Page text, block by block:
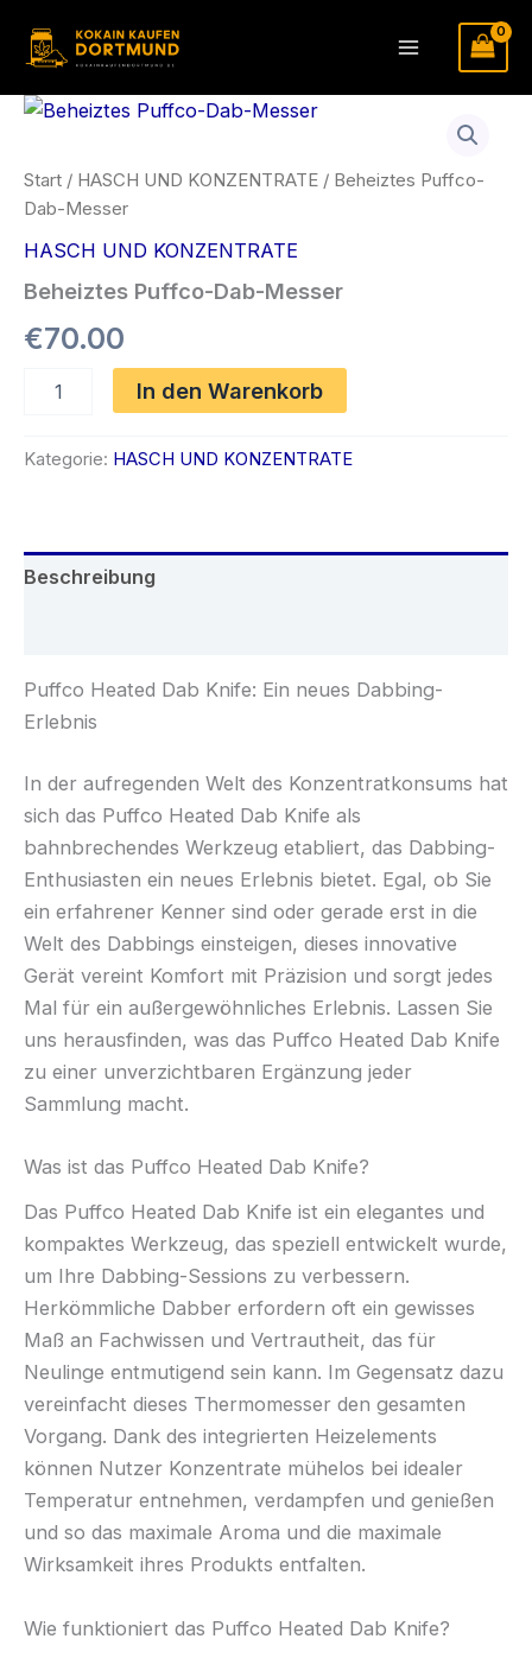
Inhalt
Main
Menu
Start / HASCH UND KONZENTRATE / Beheiztes Puffco-
Dab-Messer
HASCH UND KONZENTRATE
Beheiztes Puffco-Dab-Messer
€70.00
Puffco-
Messer
Menge
In den Warenkorb
Kategorie: HASCH UND KONZENTRATE
Beschreibung
Puffco Heated Dab Knife: Ein neues Dabbing-
Erlebnis
In der aufregenden Welt des Konzentratkonsums hat
sich das Puffco Heated Dab Knife als
bahnbrechendes Werkzeug etabliert, das Dabbing-
Enthusiasten ein neues Erlebnis bietet. Egal, ob Sie
ein erfahrener Kenner sind oder gerade erst in die
Welt des Dabbings einsteigen, dieses innovative
Gerät vereint Komfort mit Präzision und sorgt jedes
Mal für ein außergewöhnliches Erlebnis. Lassen Sie
uns herausfinden, was das Puffco Heated Dab Knife
zu einer unverzichtbaren Ergänzung jeder
Sammlung macht.
Was ist das Puffco Heated Dab Knife?
Das Puffco Heated Dab Knife ist ein elegantes und
kompaktes Werkzeug, das speziell entwickelt wurde,
um Ihre Dabbing-Sessions zu verbessern.
Herkömmliche Dabber erfordern oft ein gewisses
Maß an Fachwissen und Vertrautheit, das für
Neulinge entmutigend sein kann. Im Gegensatz dazu
vereinfacht dieses Thermomesser den gesamten
Vorgang. Dank des integrierten Heizelements
können Nutzer Konzentrate mühelos bei idealer
Temperatur entnehmen, verdampfen und genießen
und so das maximale Aroma und die maximale
Wirksamkeit ihres Produkts entfalten.
Wie funktioniert das Puffco Heated Dab Knife?